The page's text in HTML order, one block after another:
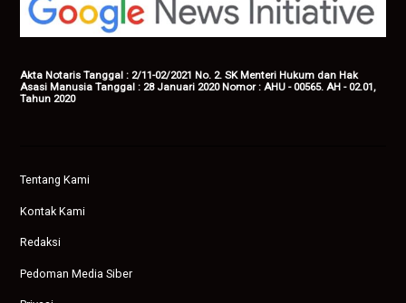
Akta Notaris Tanggal : 2/11-02/2021 No. 2. SK Menteri Hukum dan Hak
Asasi Manusia Tanggal : 28 Januari 2020 Nomor : AHU - 00565. AH - 02.01,
Tahun 2020
Tentang Kami
Kontak Kami
Redaksi
Pedoman Media Siber